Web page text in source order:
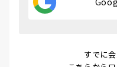
すでに